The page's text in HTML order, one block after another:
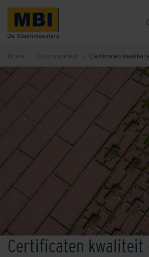
Home / Duurzaamheid / Certificaten kwaliteit
Certificaten kwaliteit